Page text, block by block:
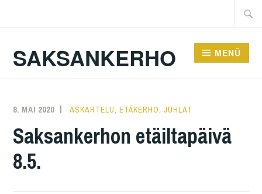
Suche
SAKSANKERHO MENÜ
8. MAI 2020 KAREN
ASKARTELU ,ETÄKERHO ,JUHLAT
Saksankerhon etäiltapäivä
8.5.